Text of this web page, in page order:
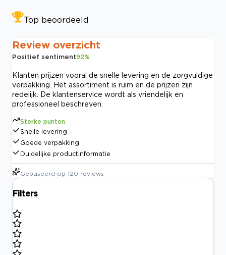
Top beoordeeld
Review overzicht
Positief sentiment92%
Klanten prijzen vooral de snelle levering en de zorgvuldige
verpakking. Het assortiment is ruim en de prijzen zijn
redelijk. De klantenservice wordt als vriendelijk en
professioneel beschreven.
Sterke punten
Snelle levering
Goede verpakking
Duidelijke productinformatie
Gebaseerd op 120 reviews
Filters